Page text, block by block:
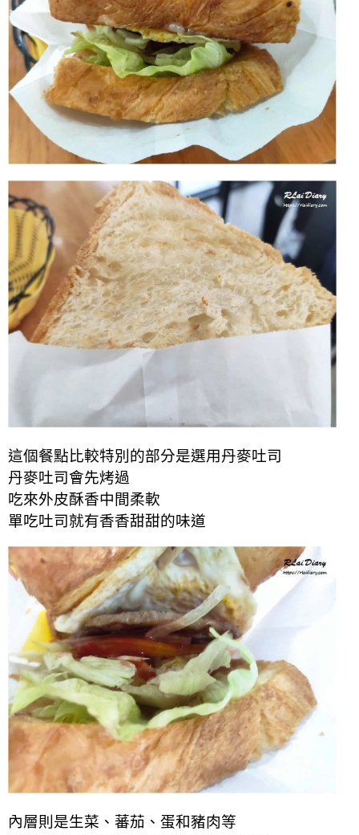
這個餐點比較特別的部分是選用丹麥吐司
丹麥吐司會先烤過
吃來外皮酥香中間柔軟
單吃吐司就有香香甜甜的味道
內層則是生菜、蕃茄、 蛋和豬肉等